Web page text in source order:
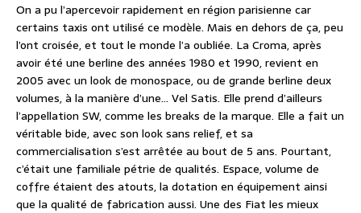
On a pu l’apercevoir rapidement en région parisienne car
certains taxis ont utilisé ce modèle. Mais en dehors de ça, peu
l’ont croisée, et tout le monde l’a oubliée. La Croma, après
avoir été une berline des années 1980 et 1990, revient en
2005 avec un look de monospace, ou de grande berline deux
volumes, à la manière d’une… Vel Satis. Elle prend d’ailleurs
l’appellation SW, comme les breaks de la marque. Elle a fait un
véritable bide, avec son look sans relief, et sa
commercialisation s’est arrêtée au bout de 5 ans. Pourtant,
c’était une familiale pétrie de qualités. Espace, volume de
coffre étaient des atouts, la dotation en équipement ainsi
que la qualité de fabrication aussi. Une des Fiat les mieux